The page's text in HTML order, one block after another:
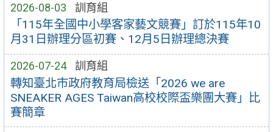
2026-08-03 訓育組
「115年全國中小學客家藝文競賽」訂於115年10
月31日辦理分區初賽、12月5日辦理總決賽
2026-07-24 訓育組
轉知臺北市政府教育局檢送「2026 we are
SNEAKER AGES Taiwan高校校際盃樂團大賽」比
賽簡章